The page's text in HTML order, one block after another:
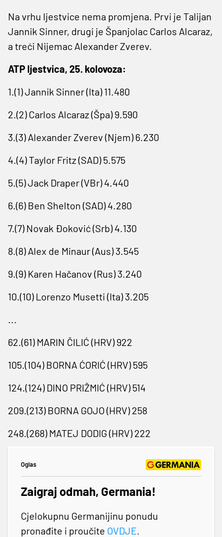
Na vrhu ljestvice nema promjena. Prvi je Talijan
Jannik Sinner, drugi je Španjolac Carlos Alcaraz,
a treći Nijemac Alexander Zverev.
ATP ljestvica, 25. kolovoza:
1.(1) Jannik Sinner (Ita) 11.480
2.(2) Carlos Alcaraz (Špa) 9.590
3.(3) Alexander Zverev (Njem) 6.230
4.(4) Taylor Fritz (SAD) 5.575
5.(5) Jack Draper (VBr) 4.440
6.(6) Ben Shelton (SAD) 4.280
7.(7) Novak Đoković (Srb) 4.130
8.(8) Alex de Minaur (Aus) 3.545
9.(9) Karen Hačanov (Rus) 3.240
10.(10) Lorenzo Musetti (Ita) 3.205
...
62.(61) MARIN ČILIĆ (HRV) 922
105.(104) BORNA ĆORIĆ (HRV) 595
124.(124) DINO PRIŽMIĆ (HRV) 514
209.(213) BORNA GOJO (HRV) 258
248.(268) MATEJ DODIG (HRV) 222
Oglas
Zaigraj odmah, Germania!
Cjelokupnu Germanijinu ponudu
pronađite i proučite OVDJE.